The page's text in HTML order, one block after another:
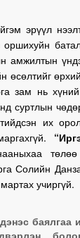
эрүүл
оршихуйн
амжилтын
өсөлтийг
зам нь
суртлын
их
Солийн
учиргүй.
баялгаа